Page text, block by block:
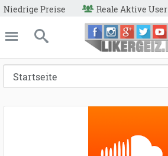
User Sichere Zahlungsmethoden
schließen
Suche